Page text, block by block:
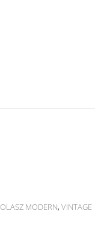
OLASZ MODERN, VINTAGE